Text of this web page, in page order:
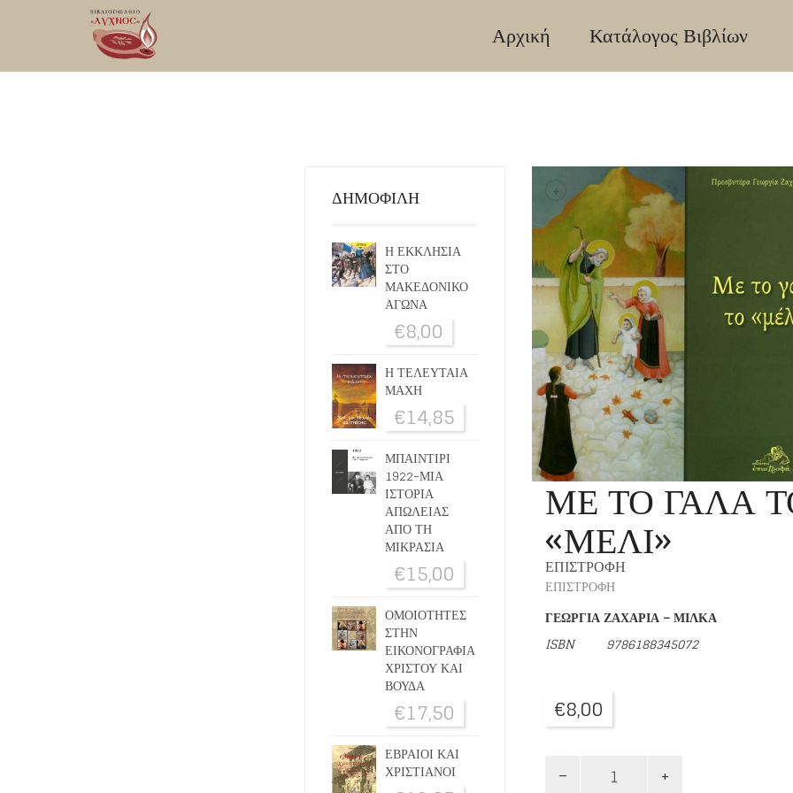
Αρχική Κατάλογος Βιβλίων
+
ΜΕ ΤΟ ΓΑΛΑ
«ΜΕΛΙ»
ΕΠΙΣΤΡΟΦΗ
ΕΠΙΣΤΡΟΦΗ
ΓΕΩΡΓΙΑ ΖΑΧΑΡΙΑ – ΜΙΛΚΑ
ISBN 9786188345072
€8,00
ΤΟ
ΔΗΜΟΦΙΛΗ
Η ΕΚΚΛΗΣΙΑ
ΣΤΟ
ΜΑΚΕΔΟΝΙΚΟ
ΑΓΩΝΑ
€8,00
Η ΤΕΛΕΥΤΑΙΑ
ΜΑΧΗ
€14,85
ΜΠΑΙΝΤΙΡΙ
1922-ΜΙΑ
ΙΣΤΟΡΙΑ
ΑΠΩΛΕΙΑΣ
ΑΠΟ ΤΗ
ΜΙΚΡΑΣΙΑ
€15,00
ΟΜΟΙΟΤΗΤΕΣ
ΣΤΗΝ
ΕΙΚΟΝΟΓΡΑΦΙΑ
ΧΡΙΣΤΟΥ ΚΑΙ
ΒΟΥΔΑ
€17,50
ΕΒΡΑΙΟΙ ΚΑΙ
ΧΡΙΣΤΙΑΝΟΙ